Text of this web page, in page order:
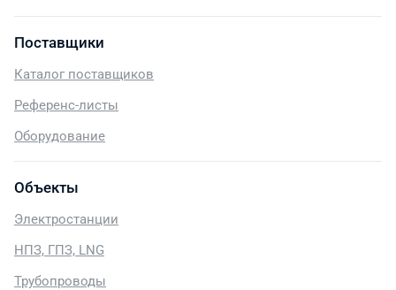
Поставщики
Каталог поставщиков
Референс-листы
Оборудование
Объекты
Электростанции
НПЗ, ГПЗ, LNG
Трубопроводы